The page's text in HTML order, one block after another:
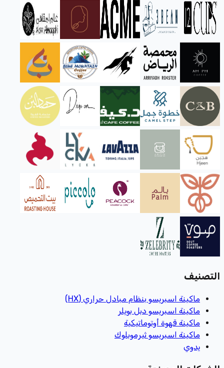
التصنيف
ماكينة اسبريسو بنظام مبادل حراري (HX)
ماكينة اسبريسو دبل بويلر
ماكينة قهوة أوتوماتيكية
ماكينة اسبريسو ثيرموبلوك
يدوي